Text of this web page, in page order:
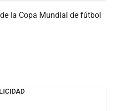
la Copa Mundial de fútbol